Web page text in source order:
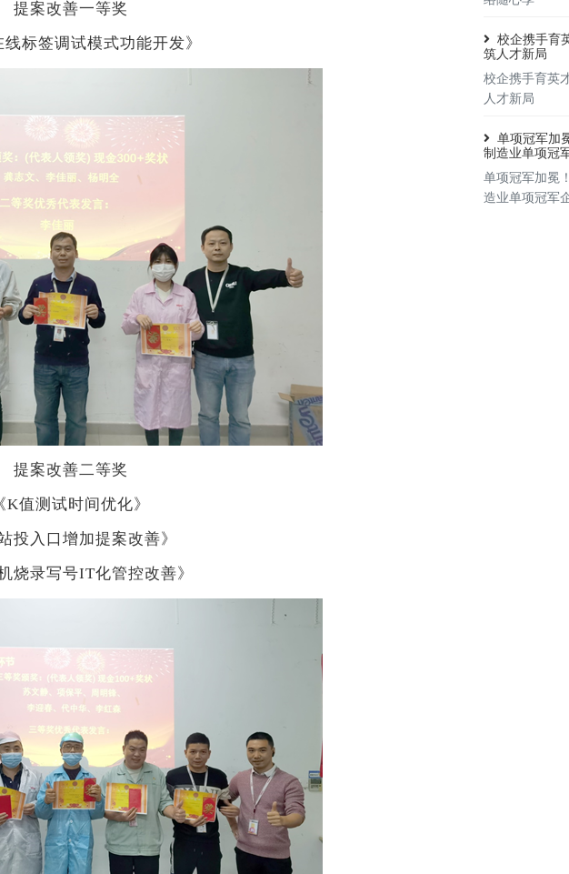
提案改善一等奖
线标签调试模式功能开发》
提案改善二等奖
K值测试时间优化》
投入口增加提案改善》
烧录写号IT化管控改善》
校企携手育
筑人才新局
校企携手育英
人才新局
单项冠军加
制造业单项冠
单项冠军加冕
造业单项冠军